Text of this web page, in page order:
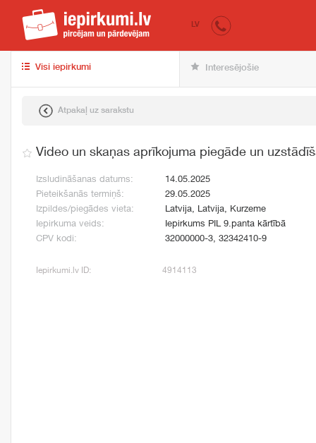
iepirkumi.lv
LV
Visi iepirkumi Interesējošie
Atpakaļ uz sarakstu
Video un skaņas aprīkojuma piegāde un
Izsludināšanas datums:
14.05.2025
Pieteikšanās termiņš:
29.05.2025
Izpildes/piegādes vieta:
Latvija, Latvija, Kurzeme
Iepirkuma veids:
Iepirkums PIL 9.panta kārtībā
CPV kodi:
32000000-3, 32342410-9
Iepirkumi.lv ID: 4914113